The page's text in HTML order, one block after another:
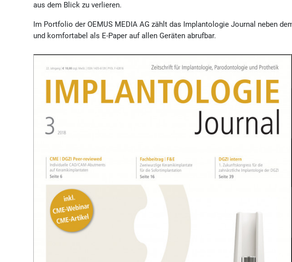
aus dem Blick zu verlieren.
Im Portfolio der OEMUS MEDIA AG zählt das Implantologie Journal neben
und komfortabel als E-Paper auf allen Geräten abrufbar.